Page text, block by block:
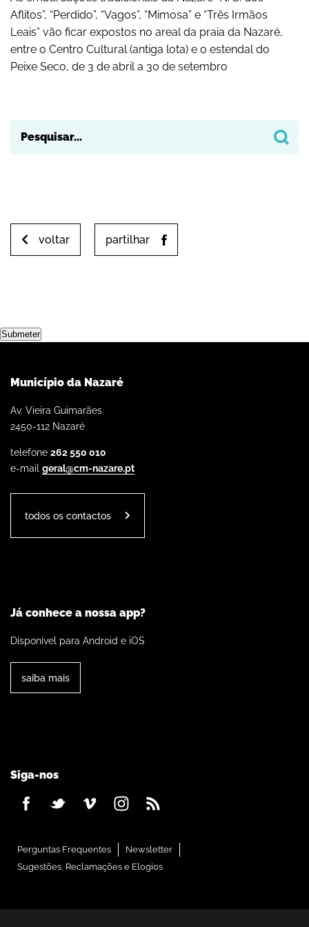
Yahoo! Calendar
Aflitos”, “Perdido”, “Vagos”, “Mimosa” e “Três Irmãos
Leais” vão ficar expostos no areal da praia da Nazaré,
entre o Centro Cultural (antiga lota) e o estendal do
Peixe Seco, de 3 de abril a 30 de setembro
voltar partilhar
Submeter
Município da Nazaré
Av. Vieira Guimarães
2450-112 Nazaré
telefone 262 550 010
e-mail geral@cm-nazare.pt
todos os contactos
Já conhece a nossa app?
Disponível para Android e iOS
saiba mais
Siga-nos
Perguntas Frequentes
Newsletter
Sugestões, Reclamações e Elogios